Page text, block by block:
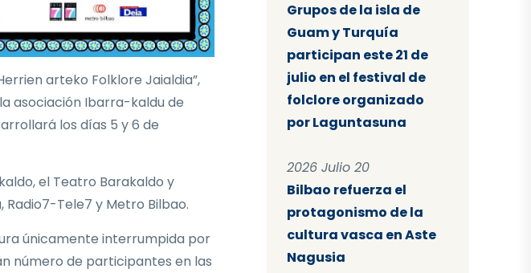
arteko Folklore Jaialdia”,
asociación Ibarra-kaldu de
los días 5 y 6 de
el Teatro Barakaldo y
Radio7-Tele7 y Metro Bilbao.
únicamente interrumpida por
número de participantes en las
Grupos de la isla de
Guam y Turquía
participan este 21 de
julio en el festival de
folclore organizado
por Laguntasuna
2026 Julio 20
Bilbao refuerza el
protagonismo de la
cultura vasca en Aste
Nagusia